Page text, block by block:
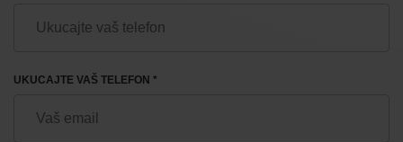
UKUCAJTE VAŠ TELEFON *